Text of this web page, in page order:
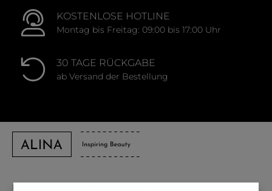
KOSTENLOSE HOTLINE
Montag bis Freitag: 09:00 bis 17:00 Uhr
30 TAGE RÜCKGABE
ab Versand der Bestellung
Kontaktiere uns unter der gratis Rufnummer: